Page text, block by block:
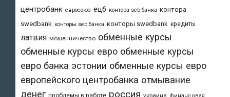
центробанк евросоюз ецб контора seb-банка контора
swedbank конторы seb банка конторы swedbank кредиты
латвия мошенничество обменные курсы
обменные курсы евро обменные курсы
евро банка эстонии обменные курсы евро
европейского центробанка отмывание
денег проблемы в работе россия украина финансовая